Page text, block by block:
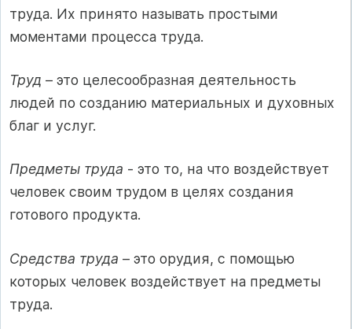
труда. Их принято называть простыми
моментами процесса труда.
Труд – это целесообразная деятельность
людей по созданию материальных и духовных
благ и услуг.
Предметы труда - это то, на что воздействует
человек своим трудом в целях создания
готового продукта.
Средства труда – это орудия, с помощью
которых человек воздействует на предметы
труда.